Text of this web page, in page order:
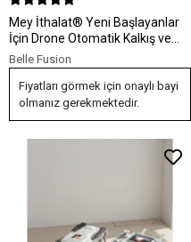
Mey İthalat® Yeni Başlayanlar
İçin Drone Otomatik Kalkış ve
Sabit Hover
Belle Fusion
Fiyatları görmek için onaylı bayi
olmanız gerekmektedir.